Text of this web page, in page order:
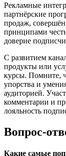
Рекламные
партнёрские
продаж,
принципами
доверие
С развитием
продукты или
курсы. Помните,
упорства и
аудиторией.
комментарии и
лояльность
Вопрос-
Какие самые